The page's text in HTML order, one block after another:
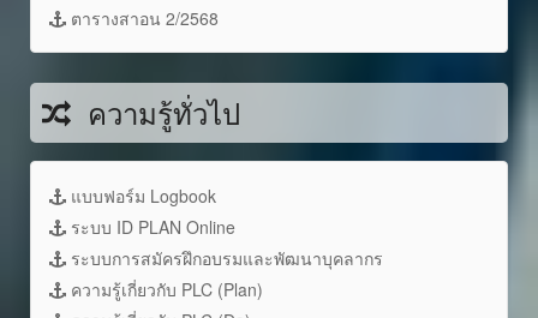
ตารางสาอน 2/2568
ความรู้ทั่วไป
แบบฟอร์ม Logbook
ระบบ ID PLAN Online
ระบบการสมัครฝึกอบรมและพัฒนาบุคลากร
ความรู้เกี่ยวกับ PLC (Plan)